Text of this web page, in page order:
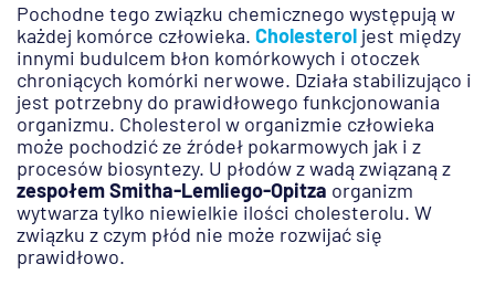
Pochodne tego związku chemicznego występują w
każdej komórce człowieka. Cholesterol jest między
innymi budulcem błon komórkowych i otoczek
chroniących komórki nerwowe. Działa stabilizująco i
jest potrzebny do prawidłowego funkcjonowania
organizmu. Cholesterol w organizmie człowieka
może pochodzić ze źródeł pokarmowych jak i z
procesów biosyntezy. U płodów z wadą związaną z
zespołem Smitha-Lemliego-Opitza organizm
wytwarza tylko niewielkie ilości cholesterolu. W
związku z czym płód nie może rozwijać się
prawidłowo.